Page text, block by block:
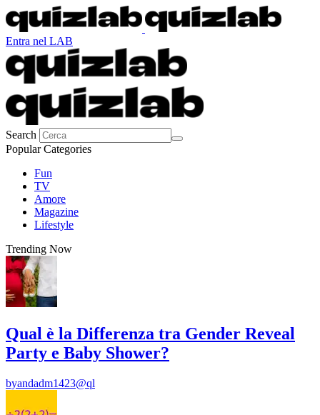
Entra nel LAB
Search
Popular Categories
Fun
TV
Amore
Magazine
Lifestyle
Trending Now
Qual è la Differenza tra Gender Reveal
Party e Baby Shower?
byandadm1423@ql